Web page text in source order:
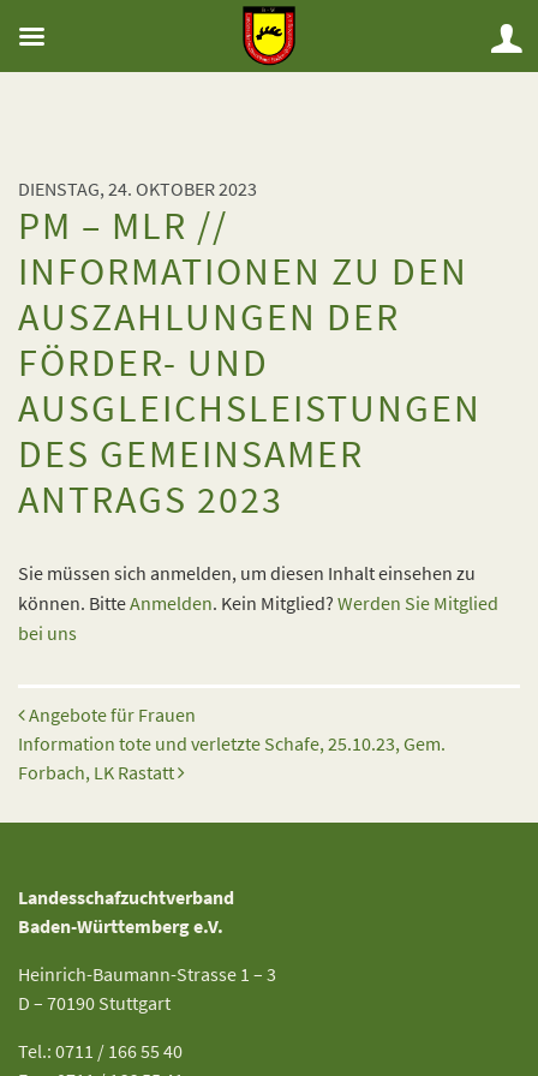
DIENSTAG, 24. OKTOBER 2023
PM – MLR //
INFORMATIONEN ZU DEN
AUSZAHLUNGEN DER
FÖRDER- UND
AUSGLEICHSLEISTUNGEN
DES GEMEINSAMER
ANTRAGS 2023
Sie müssen sich anmelden, um diesen Inhalt einsehen zu
können. BitteAnmelden. Kein Mitglied? Werden Sie Mitglied
bei uns
Beitrags-Navigation
Angebote für Frauen
Information tote und verletzte Schafe, 25.10.23, Gem.
Forbach, LK Rastatt
Landesschafzuchtverband
Baden-Württemberg e.V.
Heinrich-Baumann-Strasse 1 – 3
D – 70190 Stuttgart
Tel.: 0711 / 166 55 40